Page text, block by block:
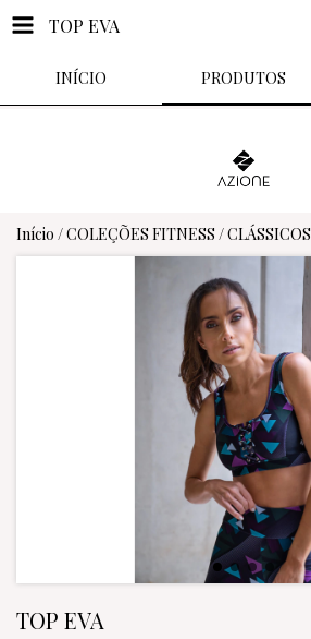
TOP EVA
INÍCIO PRODUTOS
Início /COLEÇÕES FITNESS /CLÁSSICOS
TOP EVA